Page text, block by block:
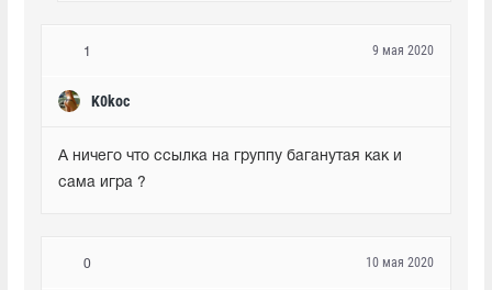
1
K0koc
9 мая 2020
А ничего что ссылка на группу баганутая как и
сама игра ?
0 10 мая 2020